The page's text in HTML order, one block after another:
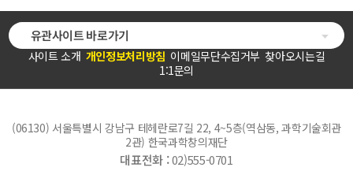
사이트 소개 개인정보처리방침 이메일무단수집거부 찾아오시는길
1:1문의
유관사이트 바로가기
(06130) 서울특별시 강남구 테헤란로7길 22, 4~5층(역삼동, 과학기술회관
2관) 한국과학창의재단
대표전화 :02)555-0701